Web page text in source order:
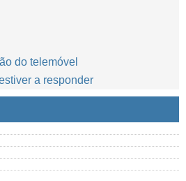
do telemóvel
a responder